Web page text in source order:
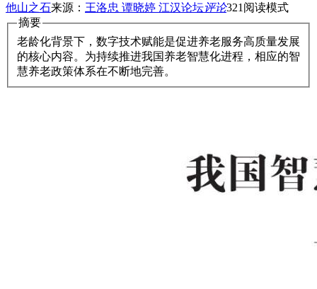
他山之石来源： 王洛忠 谭晓婷 江汉论坛评论321 阅读模式
摘要
老龄化背景下，数字技术赋能是促进养老服务高质量发展
的核心内容。为持续推进我国养老智慧化进程，相应的智
慧养老政策体系在不断地完善。